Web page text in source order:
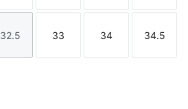
Maat
32.5
Maat
33
Maat
34
Maat
34.5